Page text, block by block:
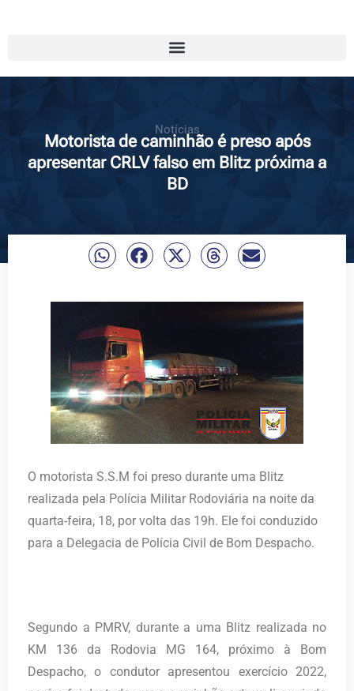
Notícias
Motorista de caminhão é preso após
apresentar CRLV falso em Blitz próxima a
BD
O motorista S.S.M foi preso durante uma Blitz
realizada pela Polícia Militar Rodoviária na noite da
quarta-feira, 18, por volta das 19h. Ele foi conduzido
para a Delegacia de Polícia Civil de Bom Despacho.
Segundo a PMRV, durante a uma Blitz realizada no
KM 136 da Rodovia MG 164, próximo à Bom
Despacho, o condutor apresentou exercício 2022,